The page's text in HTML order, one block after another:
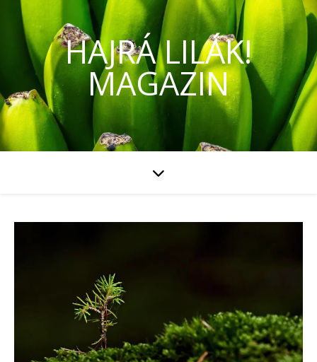
HAJRÁ LILÁK!
MAGAZIN